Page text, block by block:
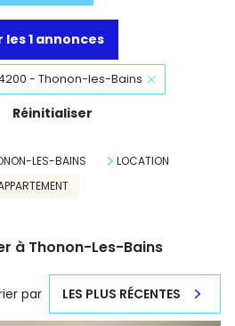
les1 annonces
- Thonon-les-Bains
Réinitialiser
LES-BAINS
LOCATION
à Thonon-Les-Bains
par LES PLUS RÉCENTES